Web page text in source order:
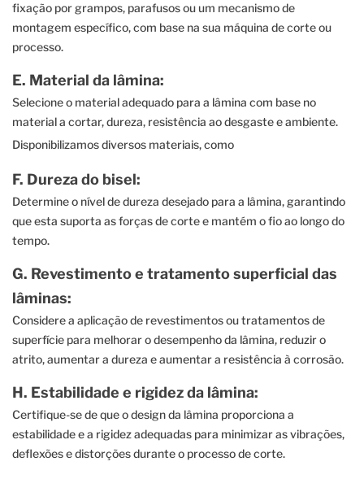
fixação por grampos, parafusos ou um mecanismo de
montagem específico, com base na sua máquina de corte ou
processo.
E. Material da lâmina:
Selecione o material adequado para a lâmina com base no
material a cortar, dureza, resistência ao desgaste e ambiente.
Disponibilizamos diversos materiais, como
F. Dureza do bisel:
Determine o nível de dureza desejado para a lâmina, garantindo
que esta suporta as forças de corte e mantém o fio ao longo do
tempo.
G. Revestimento e tratamento superficial das
lâminas:
Considere a aplicação de revestimentos ou tratamentos de
superfície para melhorar o desempenho da lâmina, reduzir o
atrito, aumentar a dureza e aumentar a resistência à corrosão.
H. Estabilidade e rigidez da lâmina:
Certifique-se de que o design da lâmina proporciona a
estabilidade e a rigidez adequadas para minimizar as vibrações,
deflexões e distorções durante o processo de corte.